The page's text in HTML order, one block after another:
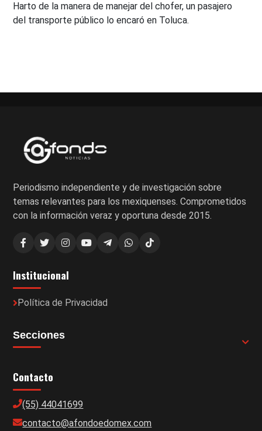
Harto de la manera de manejar del chofer, un pasajero
del transporte público lo encaró en Toluca.
Periodismo independiente y de investigación sobre
temas relevantes para los mexiquenses. Comprometidos
con la información veraz y oportuna desde 2015.
Institucional
Política de Privacidad
Secciones
Contacto
(55) 44041699
contacto@afondoedomex.com